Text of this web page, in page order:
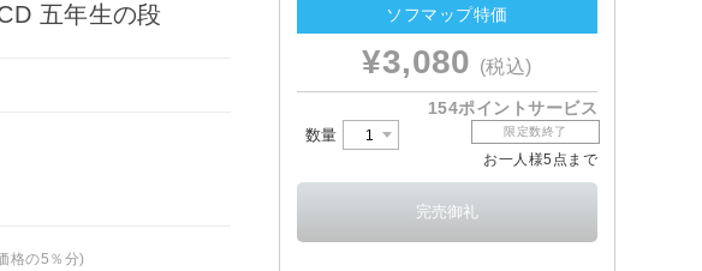
五年生の段
格の5％分)
ソフマップ特価
¥3,080 (税込)
154ポイントサービス
数量 限定数終了
お一人様5点まで